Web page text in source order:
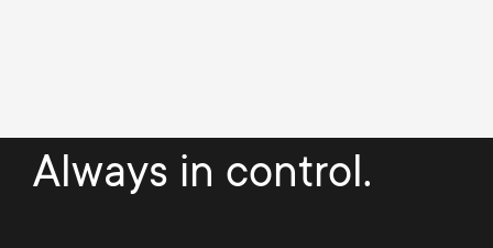
Always in control.